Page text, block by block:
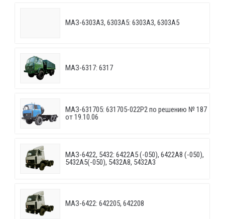
МАЗ-6303A3, 6303A5: 6303A3, 6303A5
МАЗ-6317: 6317
МАЗ-631705: 631705-022P2 по решению № 187
от 19.10.06
МАЗ-6422, 5432: 6422A5 (-050), 6422A8 (-050),
5432A5(-050), 5432A8, 5432A3
МАЗ-6422: 642205, 642208